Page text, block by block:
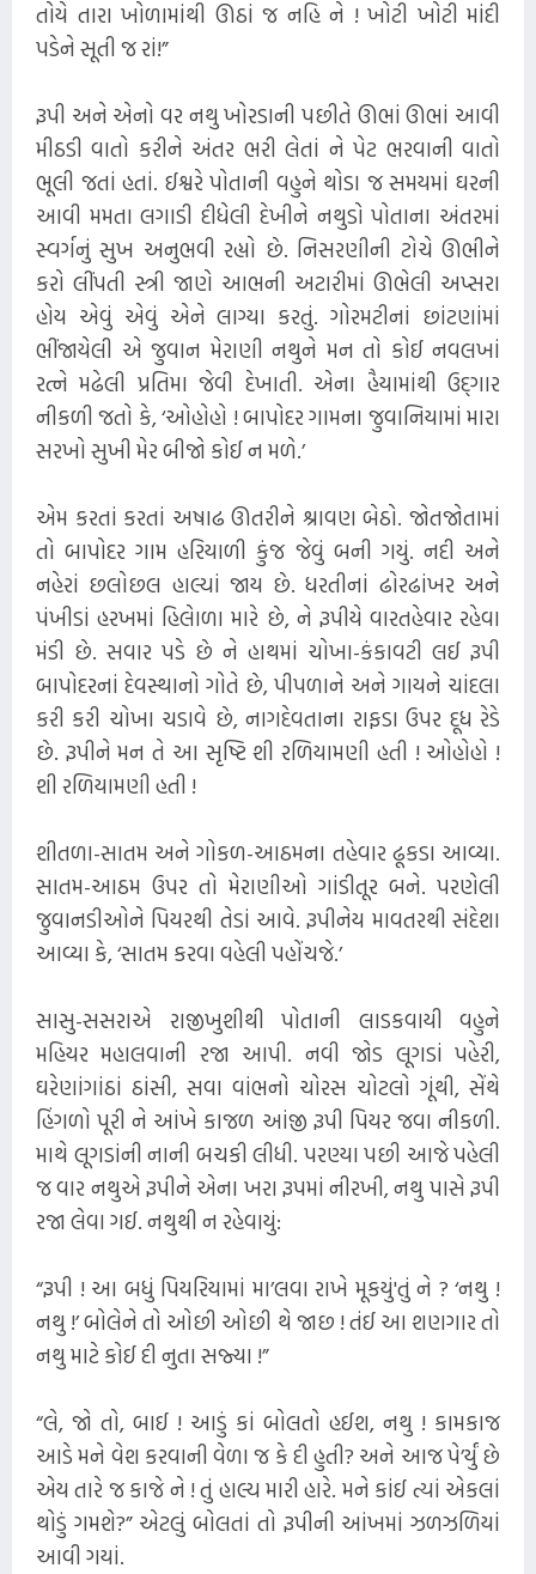
તોયે તારા ખોળામાંથી ઊઠાં જ નહિ ને ! ખોટી ખોટી માંદી
પડેને સૂતી જ રાં!”
રૂપી અને એનો વર નથુ ખોરડાની પછીતે ઊભાં ઊભાં આવી
મીઠડી વાતો કરીને અંતર ભરી લેતાં ને પેટ ભરવાની ​વાતો
ભૂલી જતાં હતાં. ઈશ્વરે પોતાની વહુને થોડા જ સમયમાં ઘરની
આવી મમતા લગાડી દીધેલી દેખીને નથુડો પોતાના અંતરમાં
સ્વર્ગનું સુખ અનુભવી રહ્યો છે. નિસરણીની ટોચે ઊભીને
કરો લીંપતી સ્ત્રી જાણે આભની અટારીમાં ઊભેલી અપ્સરા
હોય એવું એવું એને લાગ્યા કરતું. ગોરમટીનાં છાંટણાંમાં
ભીંજાયેલી એ જુવાન મેરાણી નથુને મન તો કોઈ નવલખાં
રત્ને મઢેલી પ્રતિમા જેવી દેખાતી. એના હૈયામાંથી ઉદ્‌ગાર
નીકળી જતો કે, ‘ઓહોહો ! બાપોદર ગામના જુવાનિયામાં મારા
સરખો સુખી મેર બીજો કોઈ ન મળે.’
એમ કરતાં કરતાં અષાઢ ઊતરીને શ્રાવણ બેઠો. જોતજોતામાં
તો બાપોદર ગામ હરિયાળી કુંજ જેવું બની ગયું. નદી અને
નહેરાં છલોછલ હાલ્યાં જાય છે. ધરતીનાં ઢોરઢાંખર અને
પંખીડાં હરખમાં હિલેાળા મારે છે, ને રૂપીયે વારતહેવાર રહેવા
મંડી છે. સવાર પડે છે ને હાથમાં ચોખા-કંકાવટી લઈ રૂપી
બાપોદરનાં દેવસ્થાનો ગોતે છે, પીપળાને અને ગાયને ચાંદલા
કરી કરી ચોખા ચડાવે છે, નાગદેવતાના રાફડા ઉપર દૂધ રેડે
છે. રૂપીને મન તે આ સૃષ્ટિ શી રળિયામણી હતી ! ઓહોહો !
શી રળિયામણી હતી !
શીતળા-સાતમ અને ગોકળ-આઠમના તહેવાર ઢૂકડા આવ્યા.
સાતમ-આઠમ ઉપર તો મેરાણીઓ ગાંડીતૂર બને. પરણેલી
જુવાનડીઓને પિયરથી તેડાં આવે. રૂપીનેય માવતરથી સંદેશા
આવ્યા કે, ‘સાતમ કરવા વહેલી પહોંચજે.’
સાસુ-સસરાએ રાજીખુશીથી પોતાની લાડકવાયી વહુને
મહિયર મહાલવાની રજા આપી. નવી જોડ લૂગડાં પહેરી,
ઘરેણાંગાંઠાં ઠાંસી, સવા વાંભનો ચોરસ ચોટલો ગૂંથી, સેંથે
હિંગળો પૂરી ને આંખે કાજળ આંજી રૂપી પિયર જવા નીકળી.
માથે લૂગડાંની નાની બચકી લીધી. ​પરણ્યા પછી આજે પહેલી
જ વાર નથુએ રૂપીને એના ખરા રૂપમાં નીરખી, નથુ પાસે રૂપી
રજા લેવા ગઈ. નથુથી ન રહેવાયું:
“રૂપી ! આ બધું પિયરિયામાં મા’લવા રાખે મૂકયું'તું ને ? ‘નથુ !
નથુ !’ બોલેને તો ઓછી ઓછી થે જાછ ! તંઈ આ શણગાર તો
નથુ માટે કોઈ દી નુતા સજ્યા !”
“લે, જો તો, બાઈ ! આડું કાં બોલતો હઈશ, નથુ ! કામકાજ
આડે મને વેશ કરવાની વેળા જ કે દી હુતી? અને આજ પે’ર્યું છે
એય તારે જ કાજે ને ! તું હાલ્ય મારી હારે. મને કાંઈ ત્યાં એકલાં
થોડું ગમશે?” એટલું બોલતાં તો રૂપીની આંખમાં ઝળઝળિયાં
આવી ગયાં.